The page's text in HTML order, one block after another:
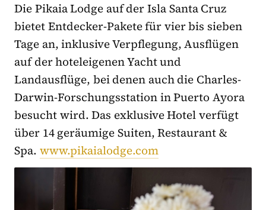
Die Pikaia Lodge auf der Isla Santa Cruz
bietet Entdecker-Pakete für vier bis sieben
Tage an, inklusive Verpflegung, Ausflügen
auf der hoteleigenen Yacht und
Landausflüge, bei denen auch die Charles-
Darwin-Forschungsstation in Puerto Ayora
besucht wird. Das exklusive Hotel verfügt
über 14 geräumige Suiten, Restaurant &
Spa. www.pikaialodge.com